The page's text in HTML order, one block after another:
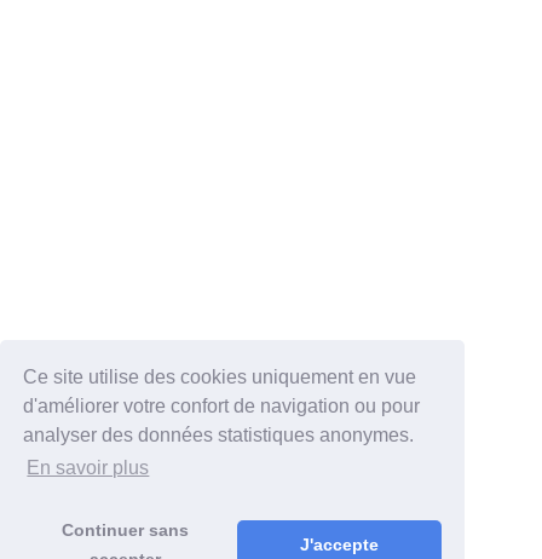
Ce site utilise des cookies uniquement en vue
d'améliorer votre confort de navigation ou pour
analyser des données statistiques anonymes.
En savoir plus
Continuer sans
J'accepte